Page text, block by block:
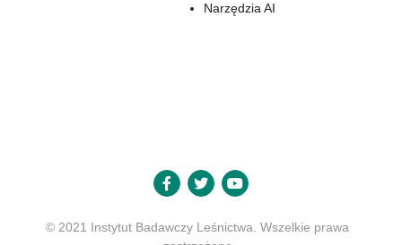
Narzędzia AI
© 2021 Instytut Badawczy Leśnictwa. Wszelkie prawa